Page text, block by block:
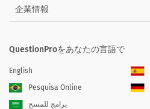
企業情報
QuestionProをあなたの言語で
English
Pesquisa Online
برامج للمسح